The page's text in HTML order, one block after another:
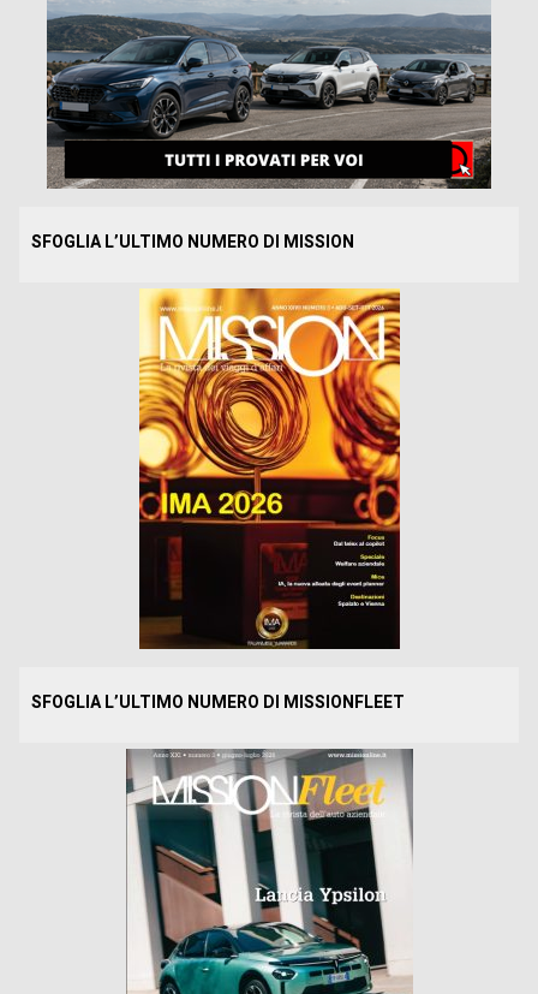
SFOGLIA L’ULTIMO NUMERO DI MISSION
SFOGLIA L’ULTIMO NUMERO DI MISSIONFLEET